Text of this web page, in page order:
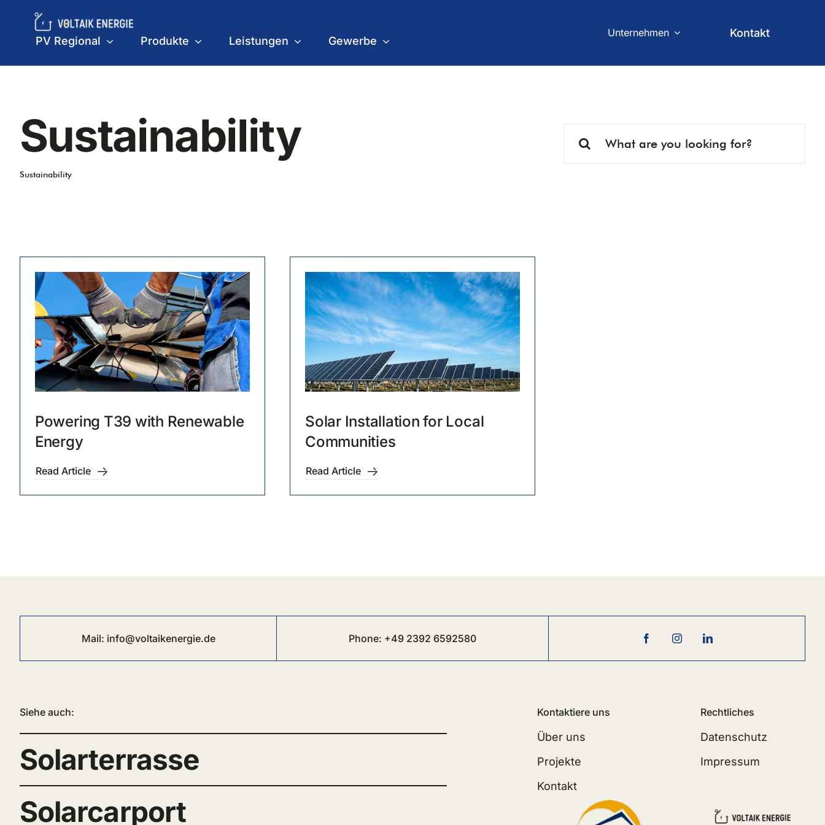
contentPV Regional Produkte Leistungen Gewerbe
Unternehmen Kontakt
Sustainability
Sustainability
for:
Powering T39 with Renewable
Energy
Read Article
Solar Installation for Local
Communities
Read Article
Mail: info@voltaikenergie.de Phone: +49 2392 6592580
Siehe auch:
Solarterrasse
Solarcarport
Kontaktiere uns
Über uns
Projekte
Kontakt
Rechtliches
Datenschutz
Impressum